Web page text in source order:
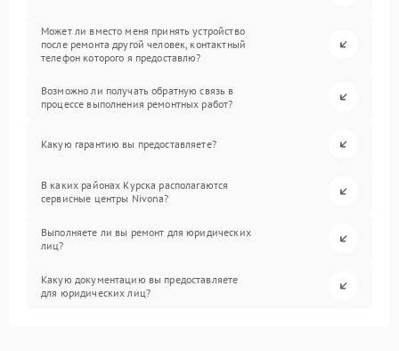
Может ли вместо меня принять устройство
после ремонта другой человек, контактный
телефон которого я предоставлю?
Возможно ли получать обратную связь в
процессе выполнения ремонтных работ?
Какую гарантию вы предоставляете?
В каких районах Курска располагаются
сервисные центры Nivona?
Выполняете ли вы ремонт для юридических
лиц?
Какую документацию вы предоставляете
для юридических лиц?